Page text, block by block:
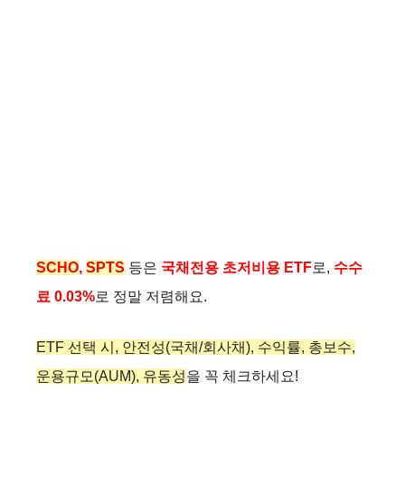
SCHO, SPTS 등은 국채전용 초저비용 ETF로, 수수
료 0.03%로 정말 저렴해요.
ETF 선택 시, 안전성(국채/회사채), 수익률, 총보수,
운용규모(AUM), 유동성을 꼭 체크하세요!